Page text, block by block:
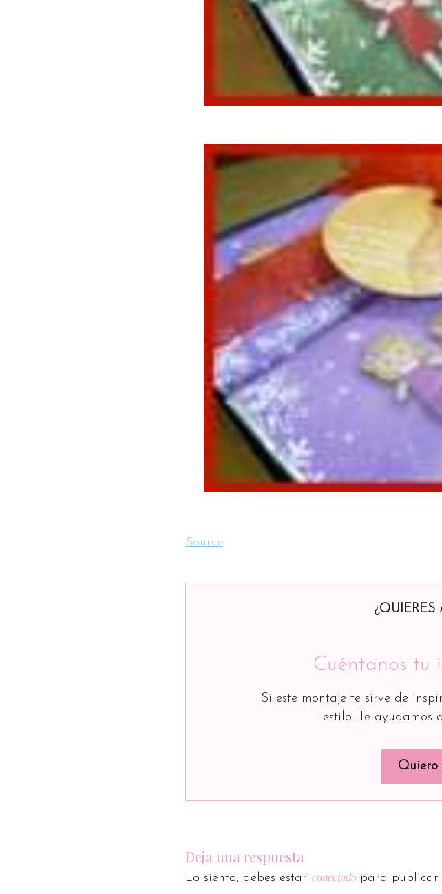
Source
¿QUIERES
Cuéntanos tu
Si este montaje te sirve de
estilo. Te
Quiero
Deja una respuesta
Lo siento, debes estar conectadopara publicar